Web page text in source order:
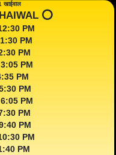
खाईवाल
⭕️
PM
1:30 PM
PM
3:05 PM
PM
PM
6:05 PM
PM
9:40 PM
PM
PM